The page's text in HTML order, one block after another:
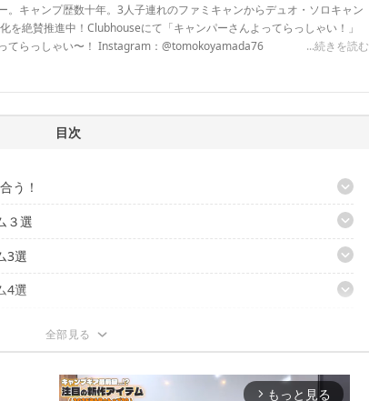
。キャンプ歴数十年。3人子連れのファミキャンからデュオ・ソロキャン
を絶賛推進中！Clubhouseにて「キャンパーさんよってらっしゃい！」
てらっしゃい〜！ Instagram：@tomokoyamada76
...続きを読む
目次
う！
！
３選
」
ト 6.5インチ」
しつぼ 火起し器付き」
3選
OVEN POT」
4選
FULLカスタム」2種
Limited Schlaf SF600」
ラーボックス 25L」
2選
arrow_forward_ios もっと見る